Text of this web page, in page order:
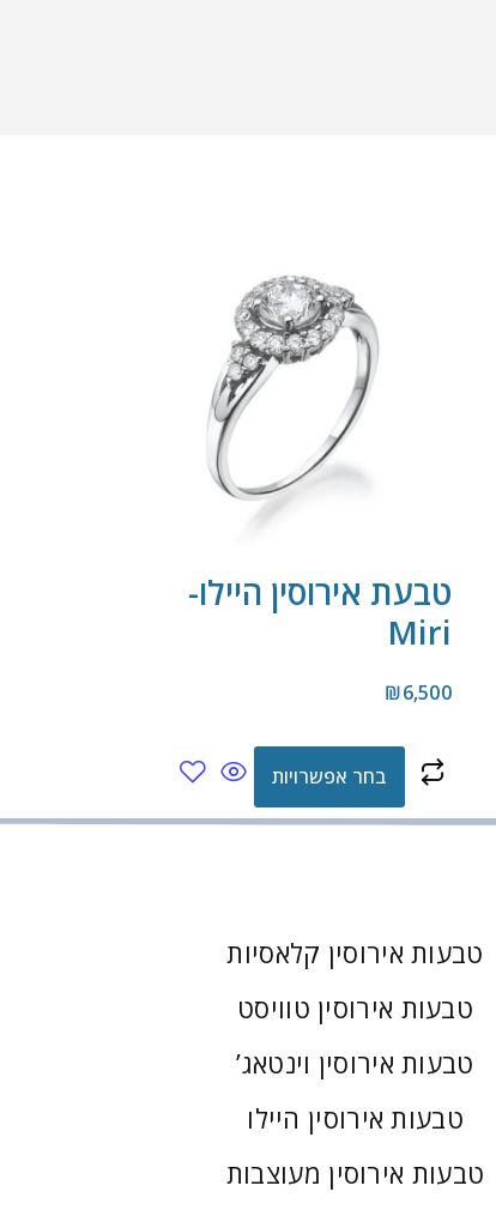
טבעת אירוסין היילו-
Miri
₪6,500
בחר אפשרויות
טבעות אירוסין קלאסיות
טבעות אירוסין טוויסט
טבעות אירוסין וינטאג’
טבעות אירוסין היילו
טבעות אירוסין מעוצבות